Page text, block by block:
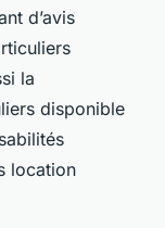
d’avis
la
disponible
location